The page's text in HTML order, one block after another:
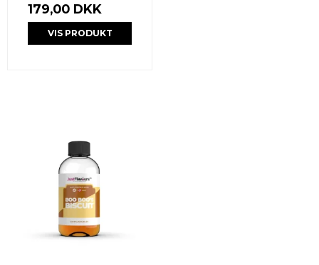
179,00 DKK
VIS PRODUKT